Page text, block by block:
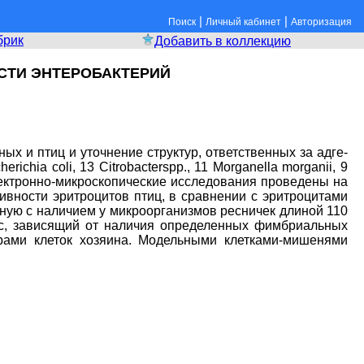
Поиск | Личный кабинет | Авторизация
Добавить в коллекцию
ЭНТЕРОБАКТЕРИЙ
и птиц и уточнение структур, ответственных за адге-
coli, 13 Citrobacterspp., 11 Morganella morganii, 9
микроскопические исследования проведены на
эритроцитов птиц, в сравнении с эритроцитами
с наличием у микроорганизмов ресничек длиной 110
от наличия определенных фимбриальных
клеток хозяина. Модельными клетками-мишенями